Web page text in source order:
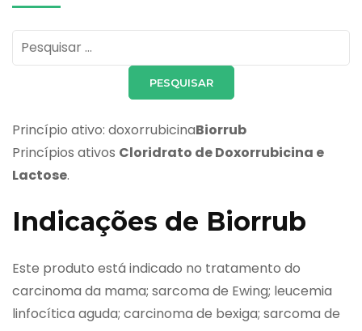
Pesquisar
por:
Princípio ativo: doxorrubicinaBiorrub
Princípios ativos Cloridrato de Doxorrubicina e
Lactose.
Indicações de Biorrub
Este produto está indicado no tratamento do
carcinoma da mama; sarcoma de Ewing; leucemia
linfocítica aguda; carcinoma de bexiga; sarcoma de